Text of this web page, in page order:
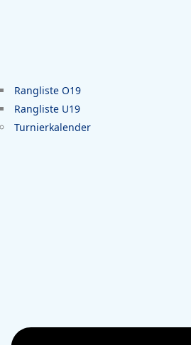
Rangliste O19
Rangliste U19
Turnierkalender